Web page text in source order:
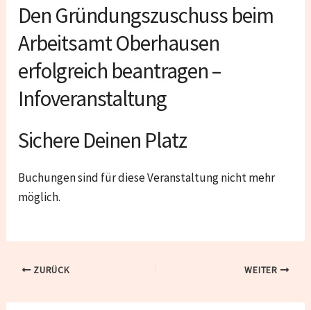
Den Gründungszuschuss beim
Arbeitsamt Oberhausen
erfolgreich beantragen –
Infoveranstaltung
Sichere Deinen Platz
Buchungen sind für diese Veranstaltung nicht mehr
möglich.
ZURÜCK WEITER